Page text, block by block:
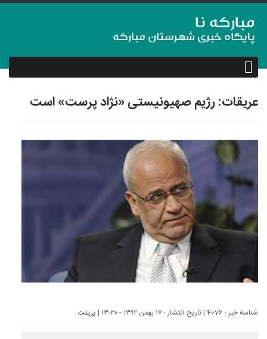
عریقات: رژیم صهیونیستی «نژاد پرست» است
شناسه خبر : 4076 | تاریخ انتشار : ۱۷ بهمن ۱۳۹۲ - ۱۳:۳۰ | پرینت